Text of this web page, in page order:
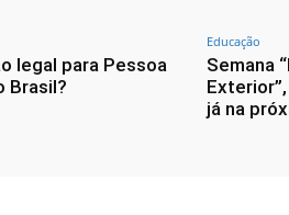
legal para Pessoa
Brasil?
Educação
Semana
já na